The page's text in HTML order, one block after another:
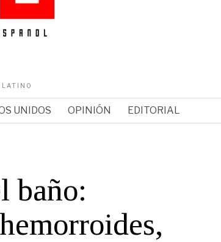
UNIDOS OPINIÓN EDITORIAL
baño: